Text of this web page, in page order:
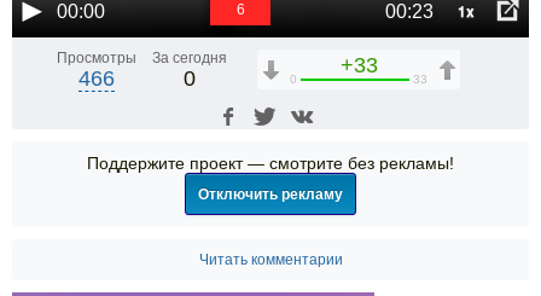
00:00 00:23 1x
6
Просмотры
466
За сегодня
0
+33
0 33
Поддержите проект — смотрите без рекламы!
Отключить рекламу
Читать комментарии